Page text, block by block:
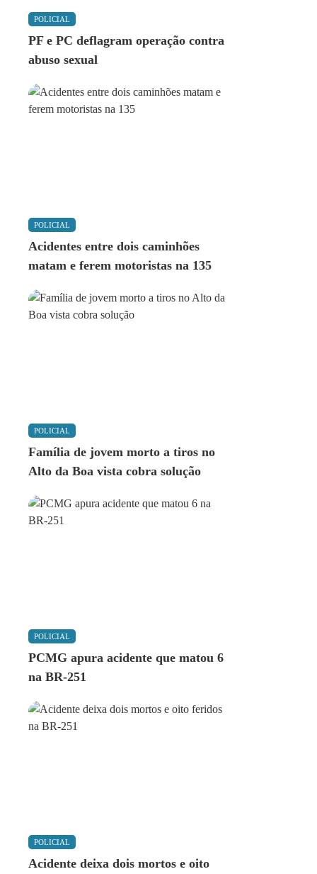
POLICIAL
PF e PC deflagram operação contra
abuso sexual
POLICIAL
Acidentes entre dois caminhões
matam e ferem motoristas na 135
POLICIAL
Família de jovem morto a tiros no
Alto da Boa vista cobra solução
POLICIAL
PCMG apura acidente que matou 6
na BR-251
POLICIAL
Acidente deixa dois mortos e oito